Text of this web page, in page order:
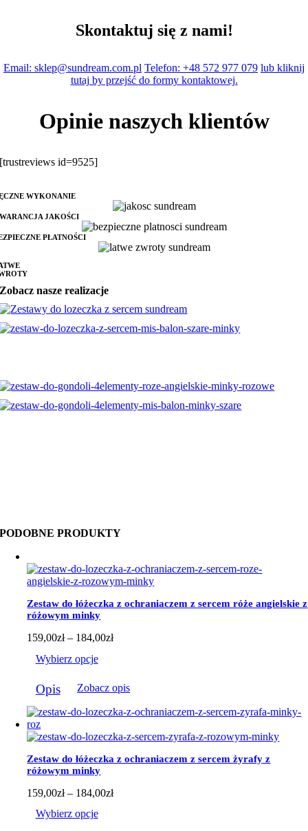
Skontaktuj się z nami!
Email: sklep@sundream.com.pl Telefon: +48 572 977 079 lub kliknij
tutaj by przejść do formy kontaktowej.
Opinie naszych klientów
[trustreviews id=9525]
WYKONANIE
JAKOŚCI
PŁATNOŚCI
Zobacz nasze realizacje
PODOBNE PRODUKTY
Zestaw do łóżeczka z ochraniaczem z sercem róże angielskie z
różowym minky
159,00zł – 184,00złZakres
do
Wybierz opcje
produkt
ma
wiele
wariantów.
Opcje
można
wybrać
na
stronie
Opis Zobacz opis
Zestaw do łóżeczka z ochraniaczem z sercem żyrafy z
różowym minky
159,00zł – 184,00złZakres
Wybierz opcje